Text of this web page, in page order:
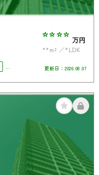
**** 万円
**m²
*LDK
更新日： 2026.08.07